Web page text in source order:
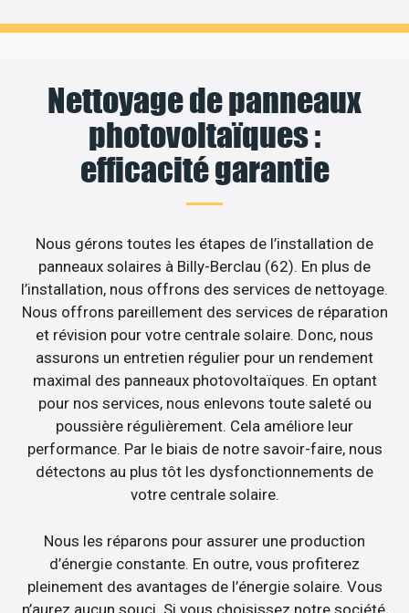
Nettoyage de panneaux
photovoltaïques :
efficacité garantie
Nous gérons toutes les étapes de l’installation de
panneaux solaires à Billy-Berclau (62). En plus de
l’installation, nous offrons des services de nettoyage.
Nous offrons pareillement des services de réparation
et révision pour votre centrale solaire. Donc, nous
assurons un entretien régulier pour un rendement
maximal des panneaux photovoltaïques. En optant
pour nos services, nous enlevons toute saleté ou
poussière régulièrement. Cela améliore leur
performance. Par le biais de notre savoir-faire, nous
détectons au plus tôt les dysfonctionnements de
votre centrale solaire.
Nous les réparons pour assurer une production
d’énergie constante. En outre, vous profiterez
pleinement des avantages de l’énergie solaire. Vous
n’aurez aucun souci. Si vous choisissez notre société,